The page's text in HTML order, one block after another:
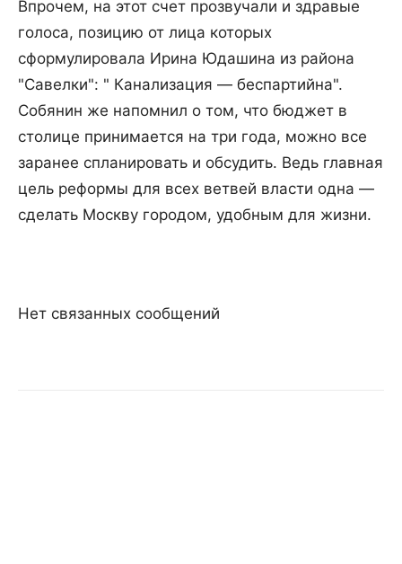
Впрочем, на этот счет прозвучали и здравые
голоса, позицию от лица которых
сформулировала Ирина Юдашина из района
"Савелки": " Канализация — беспартийна".
Собянин же напомнил о том, что бюджет в
столице принимается на три года, можно все
заранее спланировать и обсудить. Ведь главная
цель реформы для всех ветвей власти одна —
сделать Москву городом, удобным для жизни.
Нет связанных сообщений